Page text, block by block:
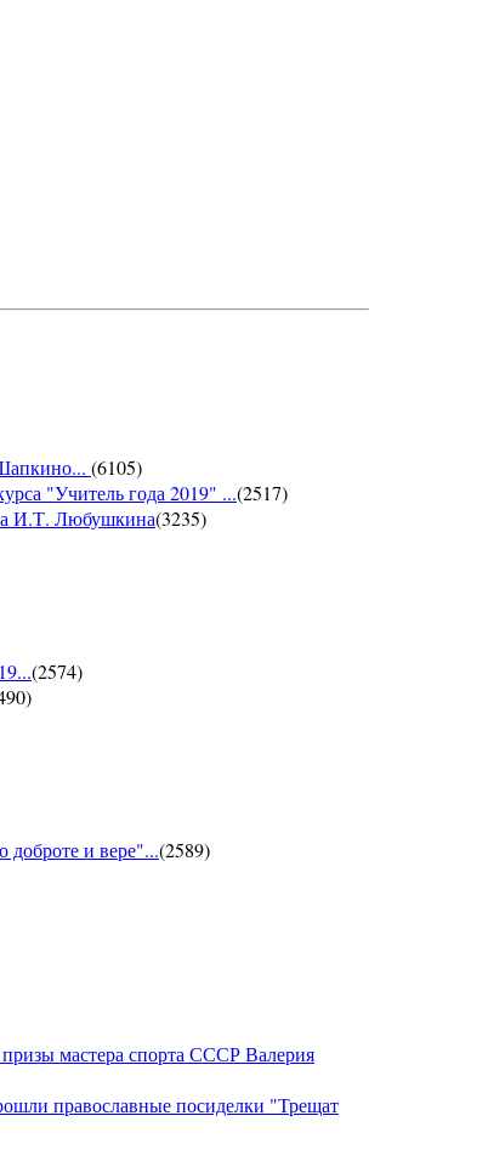
(6105)
"Учитель года 2019" ...(2517)
И.Т. Любушкина(3235)
(2574)
)
доброте и вере"...(2589)
мастера спорта СССР Валерия
православные посиделки "Трещат